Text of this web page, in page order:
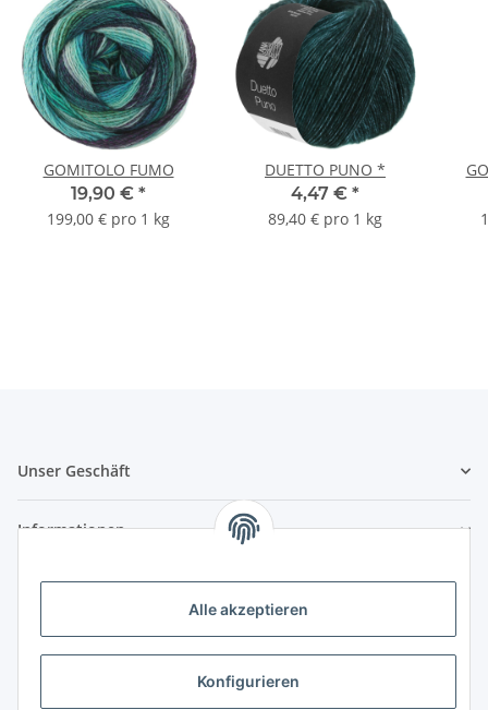
Alle akzeptieren
Konfigurieren
GOMITOLO FUMO
19,90 € *
199,00 € pro 1 kg
DUETTO PUNO *
4,47 € *
89,40 € pro 1 kg
Unser Geschäft
Informationen
Zahlungsmöglichkeiten
Vorkasse (per Bank-Überweisung)
PayPal
Kreditkarte